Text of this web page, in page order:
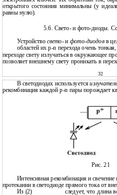
открытого состояния минимальны (у
равны нулю).
5.6. Свето- и фото-диоды.
Устройство свето-и фото-диодов в
областей их p-n перехода очень
переходе свету излучаться в окружающее
позволяет внешнему свету проникать в
32
В светодиодах используется
рекомбинация каждой p-n пары порождает
Рис. 21
Интенсивная рекомбинация и
протекании всветодиоде прямого тока от
Из (2)
следует, что длина